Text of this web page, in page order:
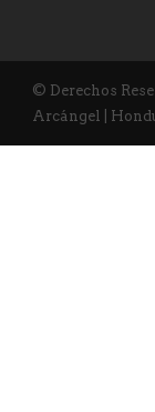
© Derechos
Arcángel |